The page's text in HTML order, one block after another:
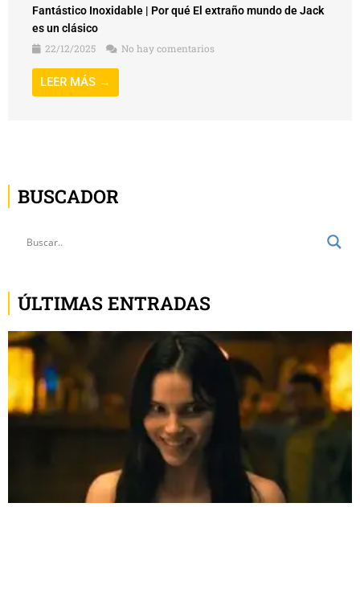
Fantástico Inoxidable | Por qué El extraño mundo de Jack
es un clásico
22/12/2025
No hay comentarios
LEER MÁS →
BUSCADOR
ÚLTIMAS ENTRADAS